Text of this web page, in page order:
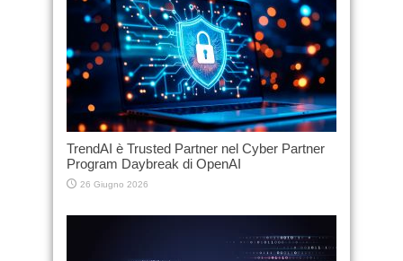
TrendAI è Trusted Partner nel Cyber Partner
Program Daybreak di OpenAI
26 Giugno 2026